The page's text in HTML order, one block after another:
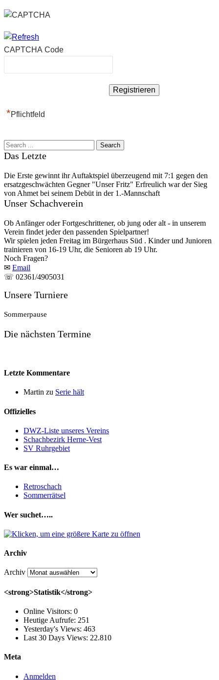
CAPTCHA Code
*Pflichtfeld
Das Letzte
Die Erste gewinnt ihr Auftaktspiel überzeugend mit 7:1 gegen den
ersatzgeschwächten Gegner "Unser Fritz" Erfreulich war der Sieg
von Ahmet bei seinem Debüt in der 1.-Mannschaft
Unser Schachverein
Ob Anfänger oder Fortgeschrittener, ob jung oder alt - in unserem
Verein findet jeder den passenden Spielpartner!
Wir spielen jeden Freitag im Bürgerhaus Süd . Kinder und Junioren
trainieren von 16-19 Uhr, die Senioren ab 19 Uhr.
Noch Fragen?
✉ Email
☏ 02361/4905031
Unsere Turniere
Sommerpause
Die nächsten Termine
Letzte Kommentare
Martin zu Serie hält
Offizielles
DWZ-Liste unseres Vereins
Schachbezirk Herne-Vest
SV Ruhrgebiet
Es war einmal…
Retroschach
Sommerrätsel
Wer suchet…..
Archiv
Archiv
<strong>Statistik</strong>
Online Visitors: 0
Heutige Aufrufe: 251
Yesterday's Views: 463
Last 30 Days Views: 22.810
Meta
Anmelden